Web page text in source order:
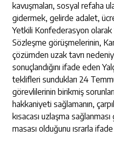
kavuşmaları, sosyal refaha
gidermek, gelirde adalet,
Yetkili Konfederasyon
Sözleşme görüşmelerinin,
çözümden uzak tavrı
sonuçlandığını ifade eden
teklifleri sundukları 24
görevlilerinin birikmiş
hakkaniyeti sağlamanın,
kısacası uzlaşma
masası olduğunu ısrarla